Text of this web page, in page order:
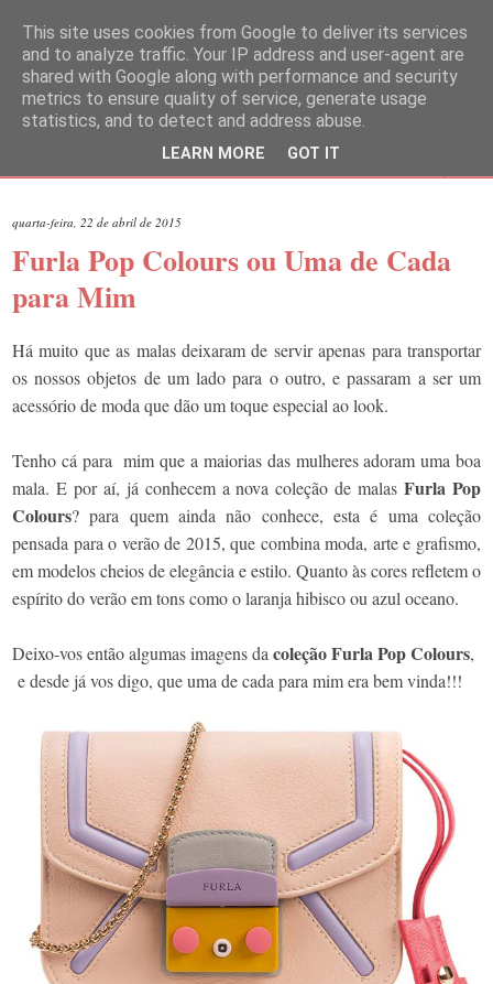
quarta-feira, 22 de abril de 2015
Furla Pop Colours ou Uma de Cada
para Mim
Há muito que as malas deixaram de servir apenas para transportar
os nossos objetos de um lado para o outro, e passaram a ser um
acessório de moda que dão um toque especial ao look.
Tenho cá para mim que a maiorias das mulheres adoram uma boa
mala. E por aí, já conhecem a nova coleção de malasFurla Pop
Colours? para quem ainda não conhece, esta é uma coleção
pensada para o verão de 2015, que combina moda, arte e grafismo,
em modelos cheios de elegância e estilo. Quanto às cores refletem o
espírito do verão em tons como o laranja hibisco ou azul oceano.
Deixo-vos então algumas imagens dacoleção Furla Pop Colours,
e desde já vos digo, que uma de cada para mim era bem vinda!!!
This site uses cookies from Google to deliver its services
and to analyze traffic. Your IP address and user-agent are
shared with Google along with performance and security
metrics to ensure quality of service, generate usage
statistics, and to detect and address abuse.
LEARN MORE GOT IT